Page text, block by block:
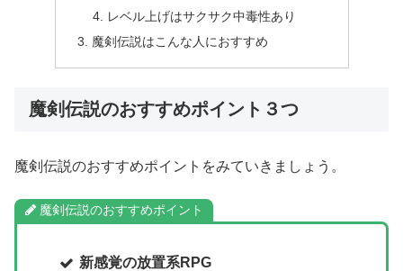
レベル上げはサクサク中毒性あり
魔剣伝説はこんな人におすすめ
魔剣伝説のおすすめポイント３つ
魔剣伝説のおすすめポイントをみていきましょう。
魔剣伝説のおすすめポイント
新感覚の放置系RPG